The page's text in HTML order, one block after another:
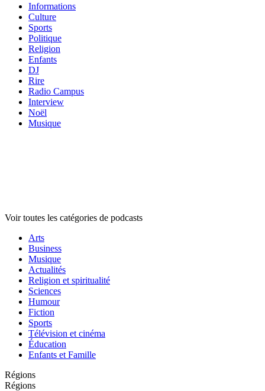
Informations
Culture
Sports
Politique
Religion
Enfants
DJ
Rire
Radio Campus
Interview
Noël
Musique
Voir toutes les catégories de podcasts
Arts
Business
Musique
Actualités
Religion et spiritualité
Sciences
Humour
Fiction
Sports
Télévision et cinéma
Éducation
Enfants et Famille
Régions
Régions